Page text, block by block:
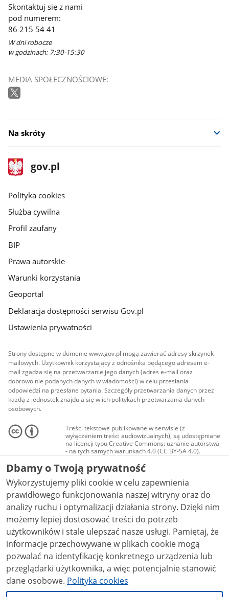
Skontaktuj się z nami
pod numerem:
86 215 54 41
W dni robocze
w godzinach: 7:30-15:30
MEDIA SPOŁECZNOŚCIOWE:
Na skróty
stopka
gov.pl
Strona
gov.pl
gov.pl
Polityka cookies
Służba cywilna
Profil zaufany
BIP
Prawa autorskie
Warunki korzystania
Geoportal
Deklaracja dostępności serwisu Gov.pl
Ustawienia prywatności
Strony dostępne w domenie www.gov.pl mogą zawierać adresy skrzynek
mailowych. Użytkownik korzystający z odnośnika będącego adresem e-
mail zgadza się na przetwarzanie jego danych (adres e-mail oraz
dobrowolnie podanych danych w wiadomości) w celu przesłania
odpowiedzi na przesłane pytania. Szczegóły przetwarzania danych przez
każdą z jednostek znajdują się w ich politykach przetwarzania danych
osobowych.
Treści tekstowe publikowane w serwisie (z
wyłączeniem treści audiowizualnych), są udostępniane
na licencji typu Creative Commons: uznanie autorstwa
- na tych samych warunkach 4.0 (CC BY-SA 4.0).
Materiały audiowizualne, w tym zdjęcia, materiały
audio i wideo, są udostępniane na licencji typu
Creative Commons: uznanie autorstwa użycie
niekomercyjne - bez utworów zależnych 4.0 (CC BY-
NC-ND 4.0), o ile nie jest to stwierdzone inaczej.
Dbamy o Twoją prywatność
Wykorzystujemy pliki cookie w celu zapewnienia
prawidłowego funkcjonowania naszej witryny oraz do
analizy ruchu i optymalizacji działania strony. Dzięki nim
możemy lepiej dostosować treści do potrzeb
użytkowników i stale ulepszać nasze usługi. Pamiętaj, że
informacje przechowywane w plikach cookie mogą
pozwalać na identyfikację konkretnego urządzenia lub
przeglądarki użytkownika, a więc potencjalnie stanowić
dane osobowe. Polityka cookies